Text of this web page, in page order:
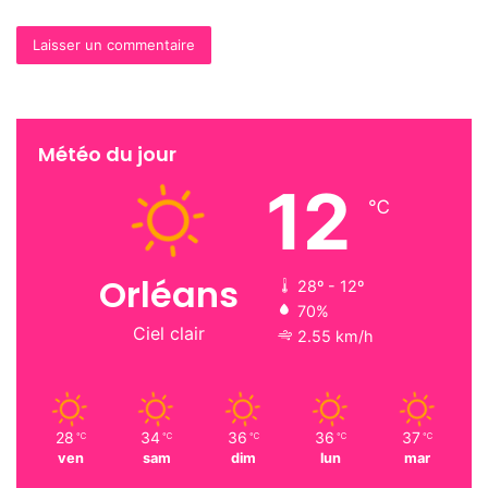
2013
Encore La Rép’ qui nous prépare la
météo !
Enregistrement de la météo du JT de
La Rep avec miss étudiante !
pic.twitter.com/NdgsERmf0y
— Julien Pépinot (@JulienPEP)
September 19, 2013
Météo du jour
Orléans
Ciel clair
12 ℃
28º - 12º
70%
2.55 km/h
28 ℃
ven
34 ℃
sam
36 ℃
dim
36 ℃
lun
37 ℃
mar